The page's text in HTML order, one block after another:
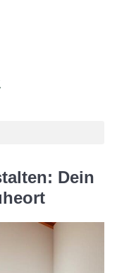
Dein